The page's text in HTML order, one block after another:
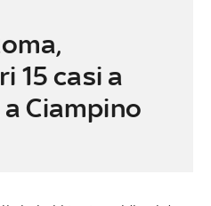
15 casi a
a Ciampino